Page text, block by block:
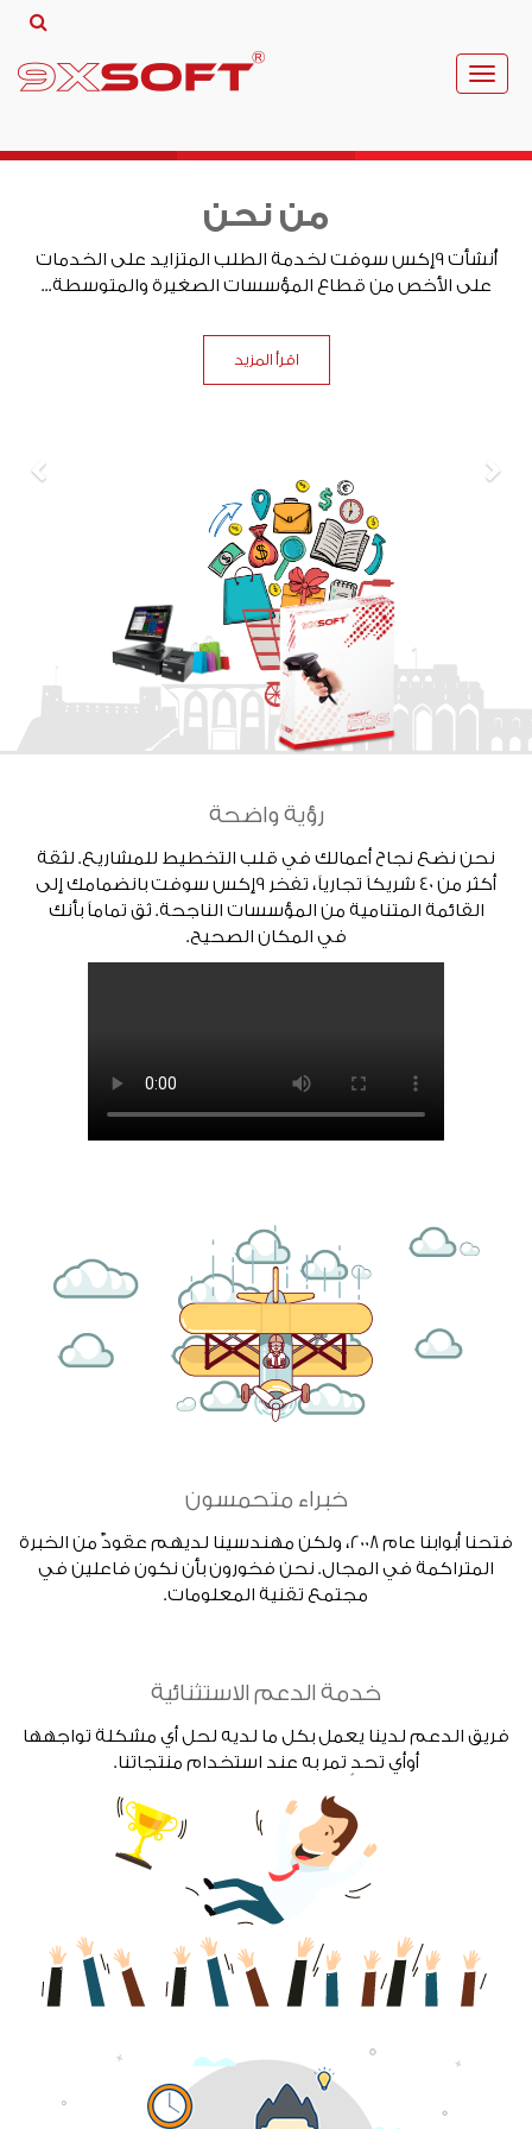
Toggle
من نحن
أُنشأت 9إكس سوفت لخدمة الطلب المتزايد على الخدمات
على الأخص من قطاع المؤسسات الصغيرة والمتوسطة...
اقرأ المزيد
رؤية واضحة
نحن نضع نجاح أعمالك في قلب التخطيط للمشاريع. لثقة
أكثر من 40 شريكاَ تجارياً، تفخر 9إكس سوفت بانضمامك إلى
القائمة المتنامية من المؤسسات الناجحة. ثق تماماً بأنك
في المكان الصحيح.
خبراء متحمسون
فتحنا أبوابنا عام 2008، ولكن مهندسينا لديهم عقودٌ من الخبرة
المتراكمة في المجال. نحن فخورون بأن نكون فاعلين في
مجتمع تقنية المعلومات.
خدمة الدعم الاستثنائية
فريق الدعم لدينا يعمل بكل ما لديه لحل أي مشكلة تواجهها
أوأي تحدٍ تمر به عند استخدام منتجاتنا.